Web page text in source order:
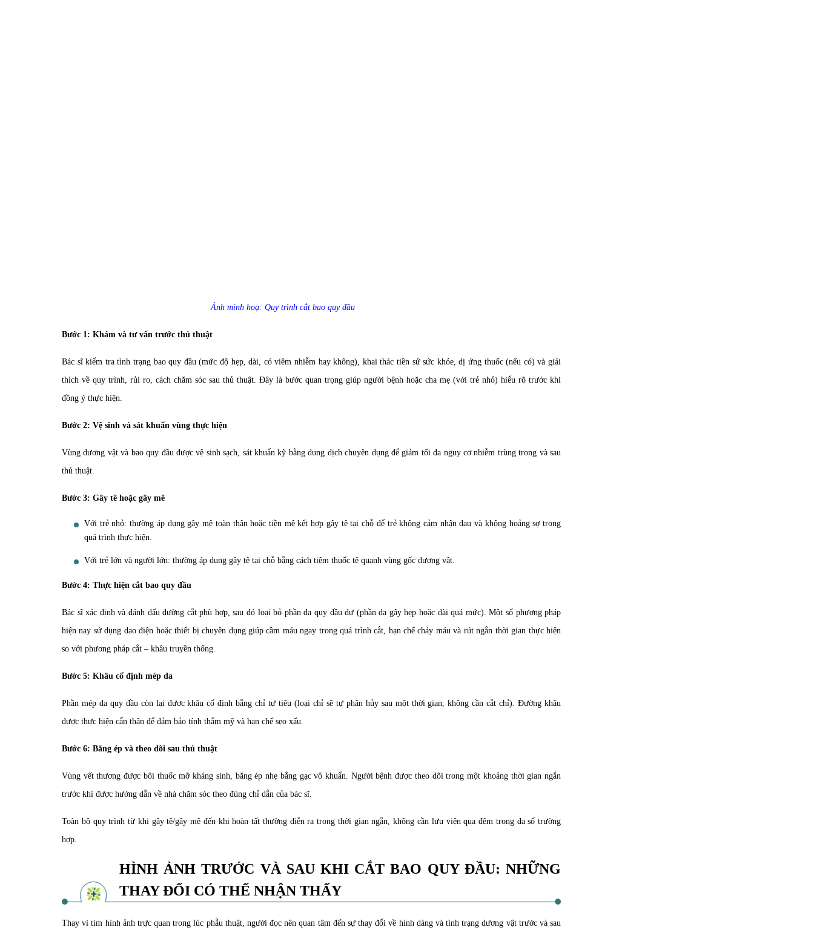
Ảnh minh hoạ: Quy trình cắt bao quy đầu
Bước 1: Khám và tư vấn trước thủ thuật
Bác sĩ kiểm tra tình trạng bao quy đầu (mức độ hẹp, dài, có viêm nhiễm hay không), khai thác tiền sử sức khỏe, dị ứng thuốc (nếu có) và giải
thích về quy trình, rủi ro, cách chăm sóc sau thủ thuật. Đây là bước quan trọng giúp người bệnh hoặc cha mẹ (với trẻ nhỏ) hiểu rõ trước khi
đồng ý thực hiện.
Bước 2: Vệ sinh và sát khuẩn vùng thực hiện
Vùng dương vật và bao quy đầu được vệ sinh sạch, sát khuẩn kỹ bằng dung dịch chuyên dụng để giảm tối đa nguy cơ nhiễm trùng trong và sau
thủ thuật.
Bước 3: Gây tê hoặc gây mê
Với trẻ nhỏ: thường áp dụng gây mê toàn thân hoặc tiền mê kết hợp gây tê tại chỗ để trẻ không cảm nhận đau và không hoảng sợ trong
quá trình thực hiện.
Với trẻ lớn và người lớn: thường áp dụng gây tê tại chỗ bằng cách tiêm thuốc tê quanh vùng gốc dương vật.
Bước 4: Thực hiện cắt bao quy đầu
Bác sĩ xác định và đánh dấu đường cắt phù hợp, sau đó loại bỏ phần da quy đầu dư (phần da gây hẹp hoặc dài quá mức). Một số phương pháp
hiện nay sử dụng dao điện hoặc thiết bị chuyên dụng giúp cầm máu ngay trong quá trình cắt, hạn chế chảy máu và rút ngắn thời gian thực hiện
so với phương pháp cắt – khâu truyền thống.
Bước 5: Khâu cố định mép da
Phần mép da quy đầu còn lại được khâu cố định bằng chỉ tự tiêu (loại chỉ sẽ tự phân hủy sau một thời gian, không cần cắt chỉ). Đường khâu
được thực hiện cẩn thận để đảm bảo tính thẩm mỹ và hạn chế sẹo xấu.
Bước 6: Băng ép và theo dõi sau thủ thuật
Vùng vết thương được bôi thuốc mỡ kháng sinh, băng ép nhẹ bằng gạc vô khuẩn. Người bệnh được theo dõi trong một khoảng thời gian ngắn
trước khi được hướng dẫn về nhà chăm sóc theo đúng chỉ dẫn của bác sĩ.
Toàn bộ quy trình từ khi gây tê/gây mê đến khi hoàn tất thường diễn ra trong thời gian ngắn, không cần lưu viện qua đêm trong đa số trường
hợp.
HÌNH ẢNH TRƯỚC VÀ SAU KHI CẮT BAO QUY ĐẦU: NHỮNG
THAY ĐỔI CÓ THỂ NHẬN THẤY
Thay vì tìm hình ảnh trực quan trong lúc phẫu thuật, người đọc nên quan tâm đến sự thay đổi về hình dáng và tình trạng dương vật trước và sau